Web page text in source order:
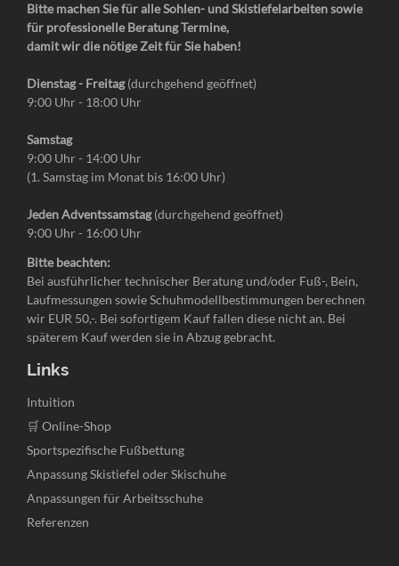
Bitte machen Sie für alle Sohlen- und Skistiefelarbeiten sowie
für professionelle Beratung Termine,
damit wir die nötige Zeit für Sie haben!
Dienstag - Freitag(durchgehend geöffnet)
9:00 Uhr - 18:00 Uhr
Samstag
9:00 Uhr - 14:00 Uhr
(1. Samstag im Monat bis 16:00 Uhr)
Jeden Adventssamstag(durchgehend geöffnet)
9:00 Uhr - 16:00 Uhr
Bitte beachten:
Bei ausführlicher technischer Beratung und/oder Fuß-, Bein,
Laufmessungen sowie Schuhmodellbestimmungen berechnen
wir EUR 50,-. Bei sofortigem Kauf fallen diese nicht an. Bei
späterem Kauf werden sie in Abzug gebracht.
Links
Navigation
überspringen
Intuition
🛒 Online-Shop
Sportspezifische Fußbettung
Anpassung Skistiefel oder Skischuhe
Anpassungen für Arbeitsschuhe
Referenzen